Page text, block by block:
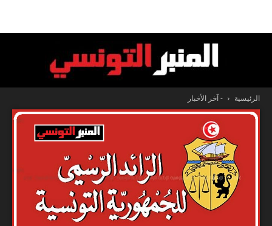
المنبر
التونسي
الرئيسية - آخر الأخبار